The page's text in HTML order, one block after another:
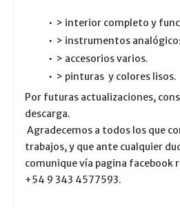
> interior completo y
> instrumentos
> accesorios varios.
> pinturas y colores lisos.
Por futuras actualizaciones,
descarga.
Agradecemos a todos los que
trabajos, y que ante cualquier
comunique vía pagina facebook
+54 9 343 4577593.